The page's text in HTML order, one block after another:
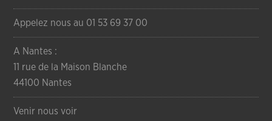
Appelez nous au 01 53 69 37 00
A Nantes :
11 rue de la Maison Blanche
44100 Nantes
Venir nous voir